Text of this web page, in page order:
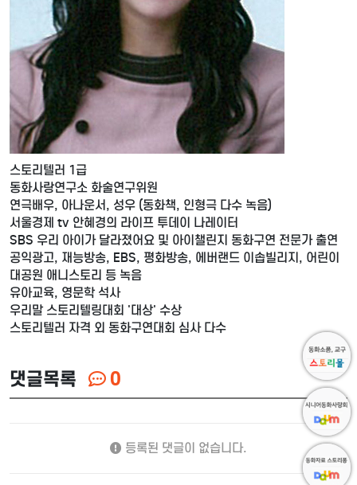
스토리텔러 1급
동화사랑연구소 화술연구위원
연극배우, 아나운서, 성우 (동화책, 인형극 다수 녹음)
서울경제 tv 안혜경의 라이프 투데이 나레이터
SBS 우리 아이가 달라졌어요 및 아이챌린지 동화구연 전문가 출연
공익광고, 재능방송, EBS, 평화방송, 에버랜드 이솝빌리지, 어린이
대공원 애니스토리 등 녹음
유아교육, 영문학 석사
우리말 스토리텔링대회 '대상' 수상
스토리텔러 자격 외 동화구연대회 심사 다수
댓글목록 0
등록된 댓글이 없습니다.